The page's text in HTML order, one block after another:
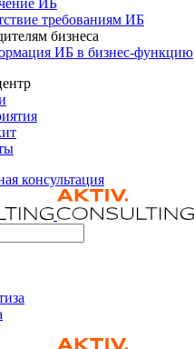
ИБ
требованиям ИБ
бизнеса
ИБ в бизнес-функцию
консультация